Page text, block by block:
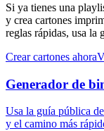
Si ya tienes una
y crea cartones
reglas rápidas, usa la
Crear cartones ahora
Generador de
Usa la guía pública
y el camino más